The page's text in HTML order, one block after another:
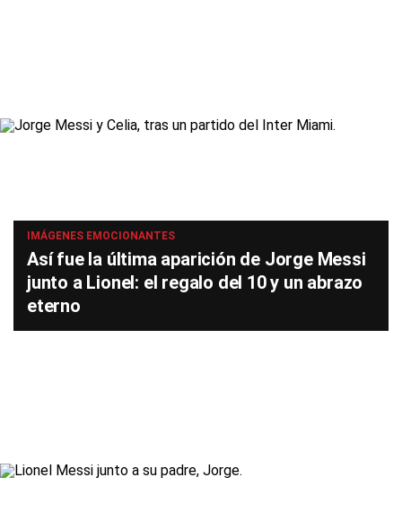
IMÁGENES EMOCIONANTES
Así fue la última aparición de Jorge Messi
junto a Lionel: el regalo del 10 y un abrazo
eterno